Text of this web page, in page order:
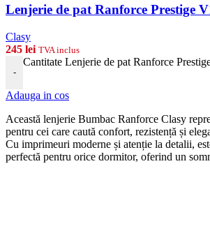
Lenjerie de pat Ranforce Prestige
Clasy
245 lei TVA inclus
-
Cantitate Lenjerie de pat Ranforce
Adauga in cos
Această lenjerie Bumbac Ranforce Clasy
pentru cei care caută confort, rezistență și
Cu imprimeuri moderne și atenție la detalii,
perfectă pentru orice dormitor, oferind un